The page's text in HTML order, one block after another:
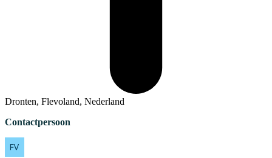
Dronten, Flevoland, Nederland
Contactpersoon